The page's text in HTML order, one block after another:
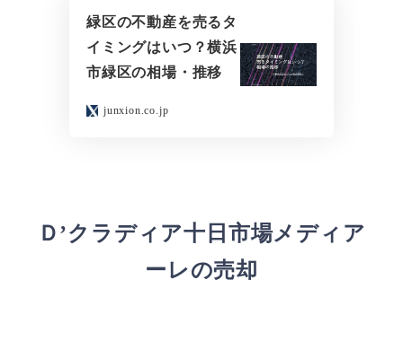
緑区の不動産を売るタ
イミングはいつ？横浜
市緑区の相場・推移
junxion.co.jp
Ｄ’クラディア十日市場メディア
ーレの売却